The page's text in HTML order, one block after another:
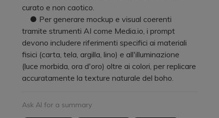
curato e non caotico.
● Per generare mockup e visual coerenti
tramite strumenti AI come Media.io, i prompt
devono includere riferimenti specifici ai materiali
fisici (carta, tela, argilla, lino) e all'illuminazione
(luce morbida, ora d'oro) oltre ai colori, per replicare
accuratamente la texture naturale del boho.
Ask AI for a summary